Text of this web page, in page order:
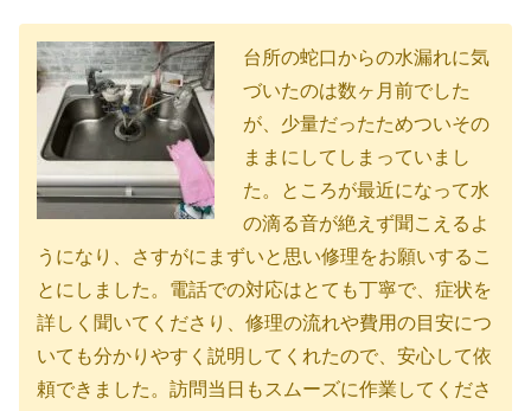
台所の蛇口からの水漏れに気
づいたのは数ヶ月前でした
が、少量だったためついその
ままにしてしまっていまし
た。ところが最近になって水
の滴る音が絶えず聞こえるよ
うになり、さすがにまずいと思い修理をお願いするこ
とにしました。電話での対応はとても丁寧で、症状を
詳しく聞いてくださり、修理の流れや費用の目安につ
いても分かりやすく説明してくれたので、安心して依
頼できました。訪問当日もスムーズに作業してくださ